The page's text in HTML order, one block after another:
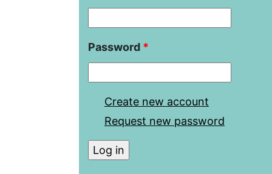
Password *
Create new account
Request new password